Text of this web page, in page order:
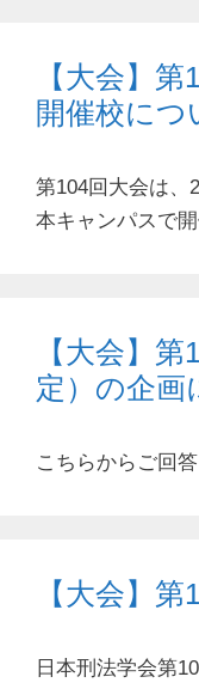
【大会】
開催校につ
第104回大会は、
本キャンパスで
【大会】
定）の企画
こちらからご回答
【大会】
日本刑法学会第